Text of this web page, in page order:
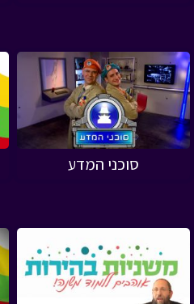
סוכני המדע